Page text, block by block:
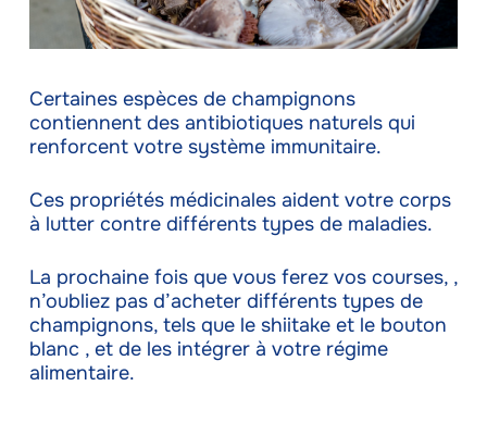
Certaines espèces de champignons
contiennent des antibiotiques naturels qui
renforcent votre système immunitaire.
Ces propriétés médicinales aident votre corps
à lutter contre différents types de maladies.
La prochaine fois que vous ferez vos courses, ,
n’oubliez pas d’acheter différents types de
champignons, tels que le shiitake et le bouton
blanc , et de les intégrer à votre régime
alimentaire.